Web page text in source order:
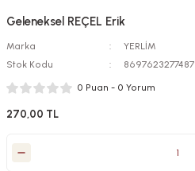
Geleneksel REÇEL Erik
Marka
YERLİM
Stok Kodu
8697623277487
0 Puan - 0 Yorum
270,00 TL